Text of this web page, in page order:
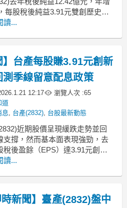
每股稅後純益3.91元雙創歷史新
運穩健，股利政策待董事會決議
產報酬率攀升至4.9%，股東權益
達10.3%。近年優化營運
讀...
】台產每股賺3.91元創新
測季線留意配息政策
12:17 瀏覽人次 :65
道
息, 台產(2832), 台股最新動態
近期股價呈現緩跌走勢並回
支撐，然而基本面表現強勁，去
稅後盈餘（EPS）達3.91元創下
高。受惠於減資後資本公積超越
引力。儘管技術面面臨修正壓
高獲利基礎與充沛的資本公積兩
讀...
時新聞】臺產(2832)盤中